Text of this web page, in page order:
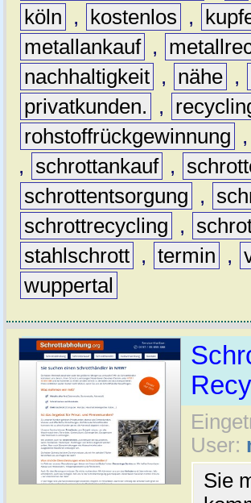
köln
, kostenlos ,
metallankauf ,
nachhaltigkeit , nähe ,
privatkunden.
,
rohstoffrückgewinnung
,
,
schrottankauf ,
schrottentsorgung
,
schrottrecycling
,
stahlschrott , termin ,
wuppertal
User:
Sie